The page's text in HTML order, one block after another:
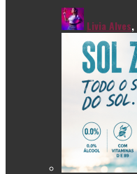
Livia Alves,